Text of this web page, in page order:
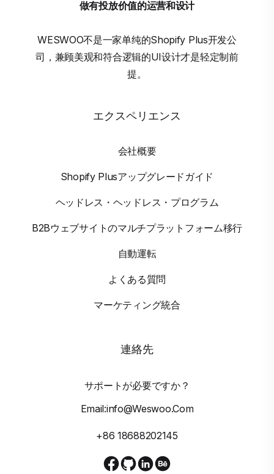
做有投放价值的运营和设计
WESWOO不是一家单纯的Shopify Plus开发公
司，兼顾美观和符合逻辑的UI设计才是轻定制前
提。
エクスペリエンス
会社概要
Shopify Plusアップグレードガイド
ヘッドレス・ヘッドレス・プログラム
B2Bウェブサイトのマルチプラットフォーム移行
自動運転
よくある質問
マーケティング統合
連絡先
サポートが必要ですか？
Email:info@weswoo.com
+86 18688202145